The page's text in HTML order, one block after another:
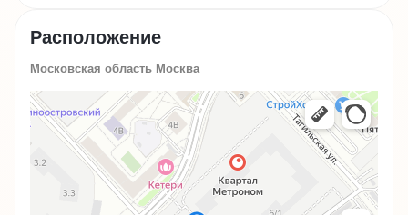
Расположение
Московская область Москва